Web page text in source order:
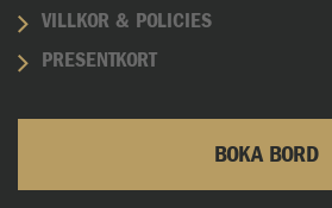
VILLKOR & POLICIES
PRESENTKORT
BOKA BORD